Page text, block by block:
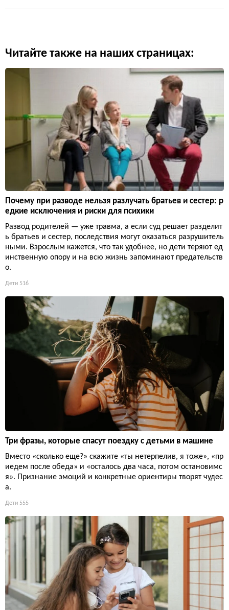
Читайте также на наших страницах:
Почему при разводе нельзя разлучать братьев и сестер: р
едкие исключения и риски для психики
Развод родителей — уже травма, а если суд решает разделит
ь братьев и сестер, последствия могут оказаться разрушитель
ными. Взрослым кажется, что так удобнее, но дети теряют ед
инственную опору и на всю жизнь запоминают предательств
о.
Дети 516
Три фразы, которые спасут поездку с детьми в машине
Вместо «сколько еще?» скажите «ты нетерпелив, я тоже», «пр
иедем после обеда» и «осталось два часа, потом остановимс
я». Признание эмоций и конкретные ориентиры творят чудес
а.
Дети 555